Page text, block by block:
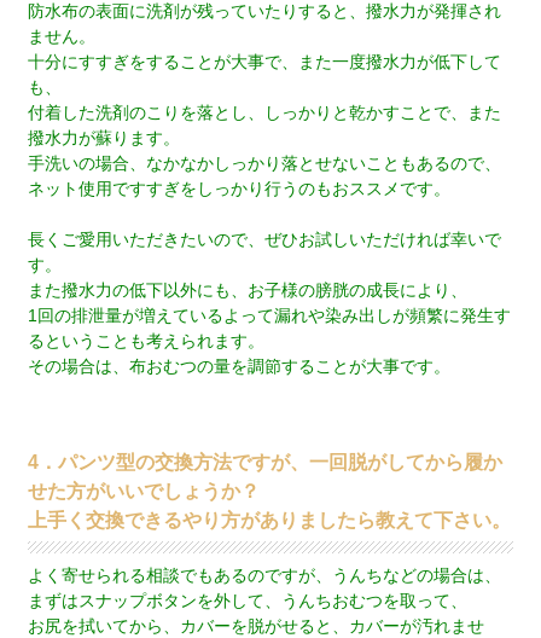
防水布の表面に洗剤が残っていたりすると、撥水力が発揮され
ません。
十分にすすぎをすることが大事で、また一度撥水力が低下して
も、
付着した洗剤のこりを落とし、しっかりと乾かすことで、また
撥水力が蘇ります。
手洗いの場合、なかなかしっかり落とせないこともあるので、
ネット使用ですすぎをしっかり行うのもおススメです。
長くご愛用いただきたいので、ぜひお試しいただければ幸いで
す。
また撥水力の低下以外にも、お子様の膀胱の成長により、
1回の排泄量が増えているよって漏れや染み出しが頻繁に発生す
るということも考えられます。
その場合は、布おむつの量を調節することが大事です。
4．パンツ型の交換方法ですが、一回脱がしてから履か
せた方がいいでしょうか？
上手く交換できるやり方がありましたら教えて下さい。
よく寄せられる相談でもあるのですが、うんちなどの場合は、
まずはスナップボタンを外して、うんちおむつを取って、
お尻を拭いてから、カバーを脱がせると、カバーが汚れませ